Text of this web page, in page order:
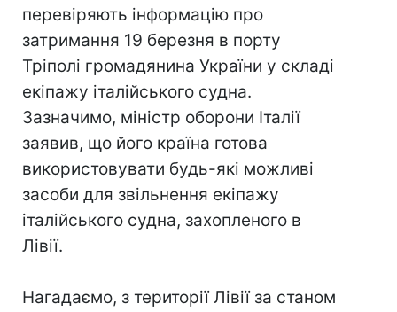
перевіряють інформацію про
затримання 19 березня в порту
Тріполі громадянина України у складі
екіпажу італійського судна.
Зазначимо, міністр оборони Італії
заявив, що його країна готова
використовувати будь-які можливі
засоби для звільнення екіпажу
італійського судна, захопленого в
Лівії.
Нагадаємо, з території Лівії за станом